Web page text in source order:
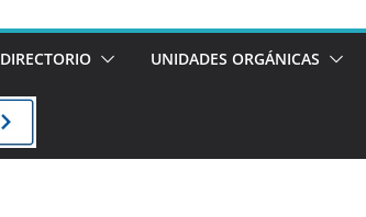
DIRECTORIO UNIDADES ORGÁNICAS